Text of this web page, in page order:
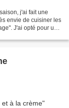
j'ai fait une
envie de cuisiner les
J'ai opté pour une